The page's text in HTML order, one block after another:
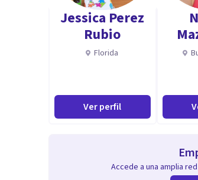
Jessica Perez
Rubio
Florida
Ver perfil
Accede a una amplia